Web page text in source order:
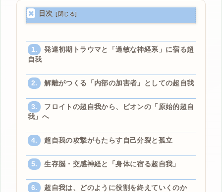
目次
発達初期トラウマと「過敏な神経系」に宿る超
自我
解離がつくる「内部の加害者」としての超自我
フロイトの超自我から、ビオンの「原始的超自
我」へ
超自我の攻撃がもたらす自己分裂と孤立
生存脳・交感神経と「身体に宿る超自我」
超自我は、どのように役割を終えていくのか